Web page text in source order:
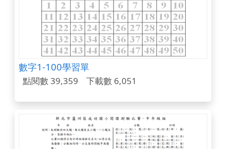
數字1-100學習單
點閱數 39,359 下載數 6,051